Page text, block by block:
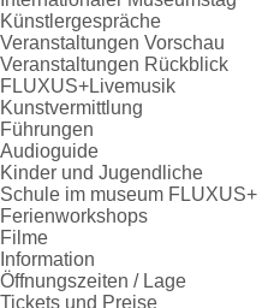
Künstlergespräche
Veranstaltungen Vorschau
Veranstaltungen Rückblick
FLUXUS+Livemusik
Kunstvermittlung
Führungen
Audioguide
Kinder und Jugendliche
Schule im museum FLUXUS+
Ferienworkshops
Filme
Information
Öffnungszeiten / Lage
Tickets und Preise